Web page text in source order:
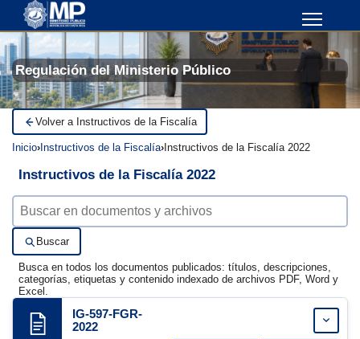
Regulación del Ministerio Público
Volver a Instructivos de la Fiscalía
Inicio Instructivos de la Fiscalía Instructivos de la Fiscalía 2022
Instructivos de la Fiscalía 2022
Buscar documentos
Buscar
Busca en todos los documentos publicados: títulos, descripciones,
categorías, etiquetas y contenido indexado de archivos PDF, Word y
Excel.
IG-597-FGR-
2022